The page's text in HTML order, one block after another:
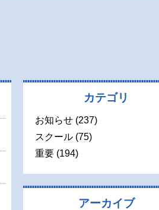
カテゴリ
お知らせ (237)
スクール (75)
重要 (194)
アーカイブ